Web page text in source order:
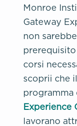
Monroe
Gateway
non
corsi
scoprii che
programma
Experience
lavorano